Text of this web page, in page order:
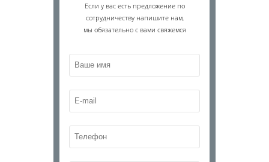
Если у вас есть предложение по
сотрудничеству напишите нам,
мы обязательно с вами свяжемся